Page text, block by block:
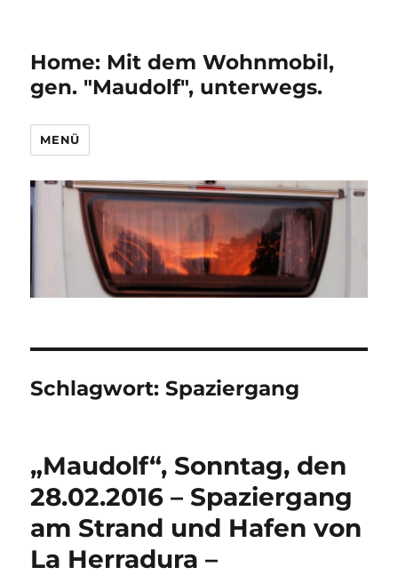
Home: Mit dem Wohnmobil,
gen. "Maudolf", unterwegs.
MENÜ
Schlagwort:Spaziergang
„Maudolf“, Sonntag, den
28.02.2016 – Spaziergang
am Strand und Hafen von
La Herradura –